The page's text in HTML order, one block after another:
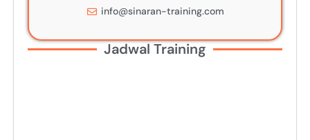
info@sinaran-training.com
Jadwal Training